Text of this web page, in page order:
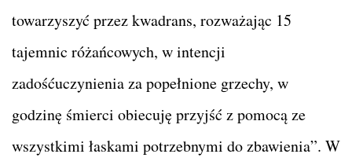
towarzyszyć przez kwadrans, rozważając 15
tajemnic różańcowych, w intencji
zadośćuczynienia za popełnione grzechy, w
godzinę śmierci obiecuję przyjść z pomocą ze
wszystkimi łaskami potrzebnymi do zbawienia”. W